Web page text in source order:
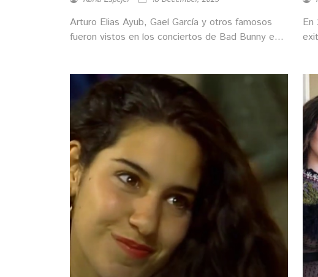
Arturo Elias Ayub, Gael García y otros famosos
fueron vistos en los conciertos de Bad Bunny en
En